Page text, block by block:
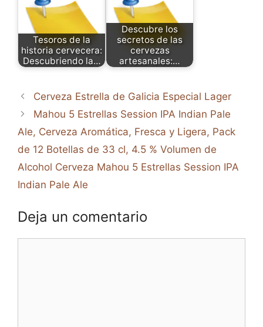
Tesoros de la
historia cervecera:
Descubriendo la…
Descubre los
secretos de las
cervezas
artesanales:…
Cerveza Estrella de Galicia Especial Lager
Mahou 5 Estrellas Session IPA Indian Pale
Ale, Cerveza Aromática, Fresca y Ligera, Pack
de 12 Botellas de 33 cl, 4.5 % Volumen de
Alcohol Cerveza Mahou 5 Estrellas Session IPA
Indian Pale Ale
Deja un comentario